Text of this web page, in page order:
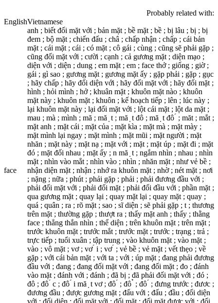
Probably related with:
EnglishVietnamese
face
anh ; biết đối mặt với ; bản mặt ; bề mặt ; bề ; bị lâu ; bị ; bị
đem ; bộ mặt ; chiến đấu ; châ ; chấp nhận ; chấp ; cái bản
mặt ; cái mặt ; cái ; có mặt ; cô gái ; cùng ; cũng sẽ phải gặp ;
cũng đối mặt với ; cười ; cạnh ; cả gương mặt ; diện mạo ;
diện với ; diện ; dung ; em mặt ; em ; face thở ; giống ; giờ ;
gái ; gì sao ; gương mặt ; gương mặt ấy ; gặp phải ; gặp ; gục
; hãy chấp ; hãy đối diện với ; hãy đối mặt với ; hãy đối mặt ;
hình ; hỏi mình ; hở ; khuân mặt ; khuôn mặt nào ; khuôn
mặt này ; khuôn mặt ; khuôn ; kế hoạch tiếp ; lên ; lúc này ;
lại khuôn mặt này ; lại đối mặt với ; lột cái mặt ; lột da mặt ;
mau ; mà ; mình ; mă ; mă ̣ t ; mă ̣ t đô ; mă ̣ t đô ́ ; măt ; mắt ;
mặt anh ; mặt cái ; mặt của ; mặt kìa ; mặt mà ; mặt mày ;
mặt mình lại ngay ; mặt mình ; mặt mũi ; mặt người ; mặt
nhăn ; mặt này ; mặt nạ ; mặt với ; mặt ; mặt úp ; mặt đi ; mặt
đó ; mặt đối nhau ; mặt ấy ; n mă ̣ t ; ngắm nhìn ; nhau ; nhìn
mặt ; nhìn vào mắt ; nhìn vào ; nhìn ; nhăn mặt ; như vẻ bề ;
nhận diện mặt ; nhận ; nhớ ra khuôn mặt ; nhờ ; nét mặt ; nơi
; nặng ; nữa ; phút ; phải gặp ; phải ; phải đương đầu với ;
phải đối mặt với ; phải đối mặt ; phải đối đầu với ; phần mặt ;
qua gương mặt ; quay lại ; quay mặt lại ; quay mặt ; quay ;
quá ; quân ; ra ; rõ mặt ; sao ; sĩ diện ; sẽ phải gặp ; t ; thương
trên mặt ; thường gặp ; thượt ra ; thấy mặt anh ; thấy ; thằng
face ; thẳng thắn nhìn ; thể diện ; trên khuôn mặt ; trên mặt ;
trước khuôn mặt ; trước mắt ; trước mặt ; trước ; trạng ; trả ;
trực tiếp ; tuổi xuân ; tập trung ; vào khuôn mặt ; vào mặt ;
vào ; vô mặt ; vơ ; vơ ́ i ; vơ ́ ; vẻ bề ; vẻ mặt ; vết thẹo ; về
gặp ; với cái bản mặt ; với ta ; với ; úp mặt ; đang phải đương
đầu với ; đang ; đang đối mặt với ; đang đối mặt ; đo ; đánh
vào mặt ; đánh với ; đánh ; đã bị ; đã phải đối mặt với ; đó ;
đô ; đô ́ c ; đô ́ i mă ̣ t vơ ; đô ́ ; đô ̉ ; đô ́ ; đưng trước ; đươc ;
đương đầu ; được gương mặt ; đấu với ; đấu ; đầu ; đối diện
với ; đối diện ; đối mặt với ; đối mặt ; đối mặt được với ; đối